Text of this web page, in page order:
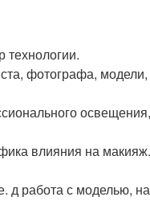
технологии.
фотографа,
влияния на макияж.
д работа с моделью,